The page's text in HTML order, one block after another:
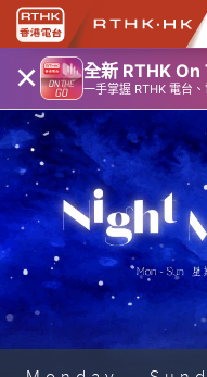
× 全新 RTHK On
一手掌握 RTHK 電台、